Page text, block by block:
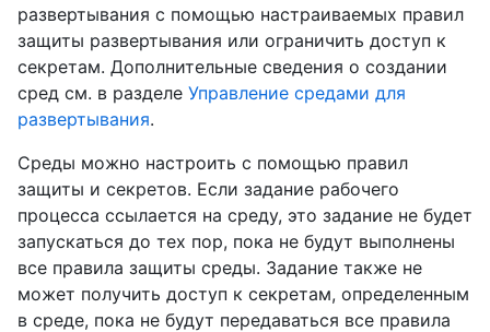
развертывания с помощью настраиваемых правил
защиты развертывания или ограничить доступ к
секретам. Дополнительные сведения о создании
сред см. в разделе Управление средами для
развертывания.
Среды можно настроить с помощью правил
защиты и секретов. Если задание рабочего
процесса ссылается на среду, это задание не будет
запускаться до тех пор, пока не будут выполнены
все правила защиты среды. Задание также не
может получить доступ к секретам, определенным
в среде, пока не будут передаваться все правила